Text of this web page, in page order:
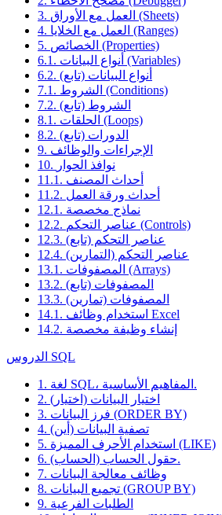
3. العمل مع الأوراق (Sheets)
4. العمل مع الخلايا (Ranges)
5. الخصائص (Properties)
6.1. أنواع البيانات (Variables)
6.2. أنواع البيانات (تابع)
7.1. الشروط (Conditions)
7.2. الشروط (تابع)
8.1. الحلقات (Loops)
8.2. الدورات (تابع)
9. الإجراءات والوظائف
10. نوافذ الحوار
11.1. أحداث المصنف
11.2. أحداث ورقة العمل
12.1. نماذج مخصصة
12.2. عناصر التحكم (Controls)
12.3. عناصر التحكم (تابع)
12.4. عناصر التحكم (التمارين)
13.1. المصفوفات (Arrays)
13.2. المصفوفات (تابع)
13.3. المصفوفات (تمارين)
14.1. استخدام وظائف Excel
14.2. إنشاء وظيفة مخصصة
الدروس SQL
1. لغة SQL، المفاهيم الأساسية.
2. اختيار البيانات (اختيار)
3. فرز البيانات (ORDER BY)
4. تصفية البيانات (أين)
5. استخدام الأحرف المميزة (LIKE)
6. حقول الحساب (الحساب).
7. وظائف معالجة البيانات
8. تجميع البيانات (GROUP BY)
9. الطلبات الفرعية